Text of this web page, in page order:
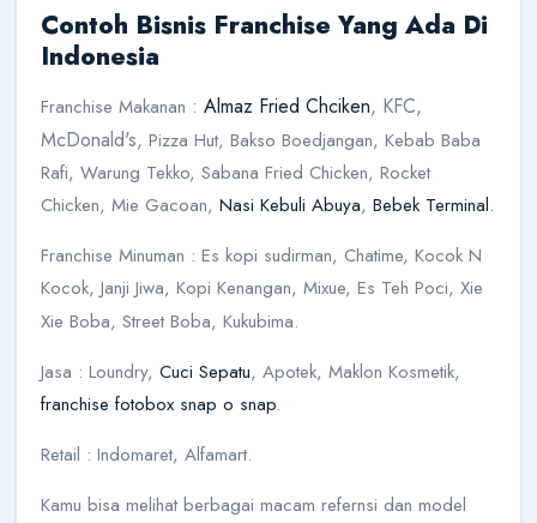
Contoh Bisnis Franchise Yang Ada Di
Indonesia
Franchise Makanan : Almaz Fried Chciken, KFC,
McDonald's, Pizza Hut, Bakso Boedjangan, Kebab Baba
Rafi, Warung Tekko, Sabana Fried Chicken, Rocket
Chicken, Mie Gacoan, Nasi Kebuli Abuya, Bebek Terminal.
Franchise Minuman : Es kopi sudirman, Chatime, Kocok N
Kocok, Janji Jiwa, Kopi Kenangan, Mixue, Es Teh Poci, Xie
Xie Boba, Street Boba, Kukubima.
Jasa : Loundry, Cuci Sepatu, Apotek, Maklon Kosmetik,
franchise fotobox snap o snap.
Retail : Indomaret, Alfamart.
Kamu bisa melihat berbagai macam refernsi dan model